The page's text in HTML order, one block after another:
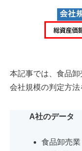
本記事では、食品卸
会社規模の判定方法
A社のデータ
食品卸売業